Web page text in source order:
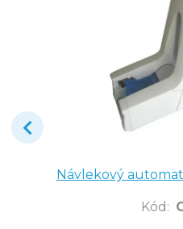
Návlekový
Kód :